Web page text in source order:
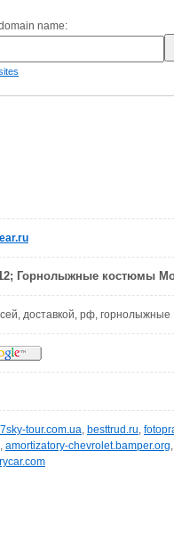
name:
Горнолыжные костюмы
доставкой, рф, горнолыжные
7sky-tour.com.ua, besttrud.ru,
, amortizatory-chevrolet.bamper.org